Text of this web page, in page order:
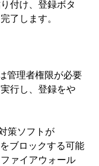
付け、登録ボタ
了します。
管理者権限が必要
行し、登録をや
策ソフトが
ブロックする可能
ァイアウォール